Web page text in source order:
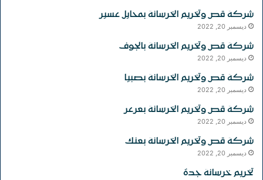
شركة قص وتخريم الخرسانة بمحايل عسير
ديسمبر 20, 2022
شركة قص وتخريم الخرسانة بالجوف
ديسمبر 20, 2022
شركة قص وتخريم الخرسانة بصبيا
ديسمبر 20, 2022
شركة قص وتخريم الخرسانة بعرعر
ديسمبر 20, 2022
شركة قص وتخريم الخرسانة بعنك
ديسمبر 20, 2022
تخريم خرسانة جدة